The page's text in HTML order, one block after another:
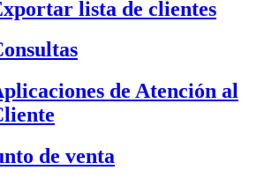
lista de clientes
de Atención al
de venta